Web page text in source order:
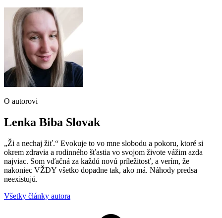
O autorovi
Lenka Biba Slovak
„Ži a nechaj žiť.“ Evokuje to vo mne slobodu a pokoru, ktoré si
okrem zdravia a rodinného šťastia vo svojom živote vážim azda
najviac. Som vďačná za každú novú príležitosť, a verím, že
nakoniec VŽDY všetko dopadne tak, ako má. Náhody predsa
neexistujú.
Všetky články autora